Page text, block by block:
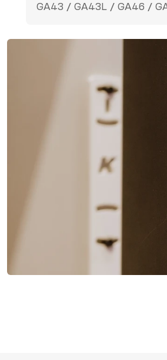
GA43 / GA43L / GA46 /